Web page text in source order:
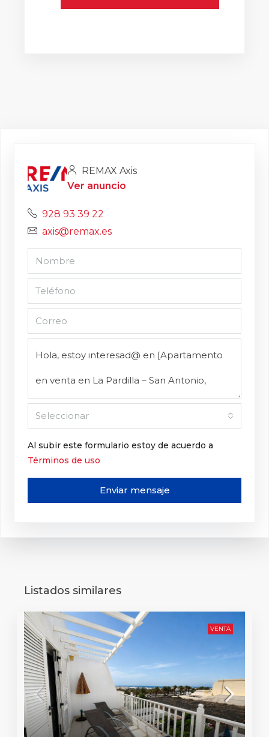
REMAX Axis
Ver anuncio
928 93 39 22
axis@remax.es
Seleccionar
Al subir este formulario estoy de acuerdo a
Términos de uso
Enviar mensaje
Listados similares
VENTA